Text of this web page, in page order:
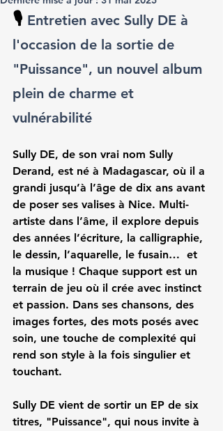
🎙️ Entretien avec Sully DE à
l'occasion de la sortie de
"Puissance", un nouvel album
plein de charme et
vulnérabilité
Sully DE, de son vrai nom Sully
Derand, est né à Madagascar, où il a
grandi jusqu’à l’âge de dix ans avant
de poser ses valises à Nice. Multi-
artiste dans l’âme, il explore depuis
des années l’écriture, la calligraphie,
le dessin, l’aquarelle, le fusain…  et
la musique ! Chaque support est un
terrain de jeu où il crée avec instinct
et passion. Dans ses chansons, des
images fortes, des mots posés avec
soin, une touche de complexité qui
rend son style à la fois singulier et
touchant.
Sully DE vient de sortir un EP de six
titres, "Puissance", qui nous invite à